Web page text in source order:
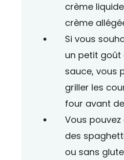
crème
crème
Si vous
un petit goût
sauce, vous
griller les
four avant
Vous
des
ou sans